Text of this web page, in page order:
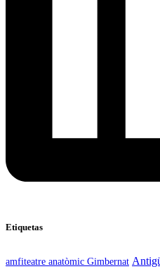
Etiquetas
amfiteatre anatòmic Gimbernat